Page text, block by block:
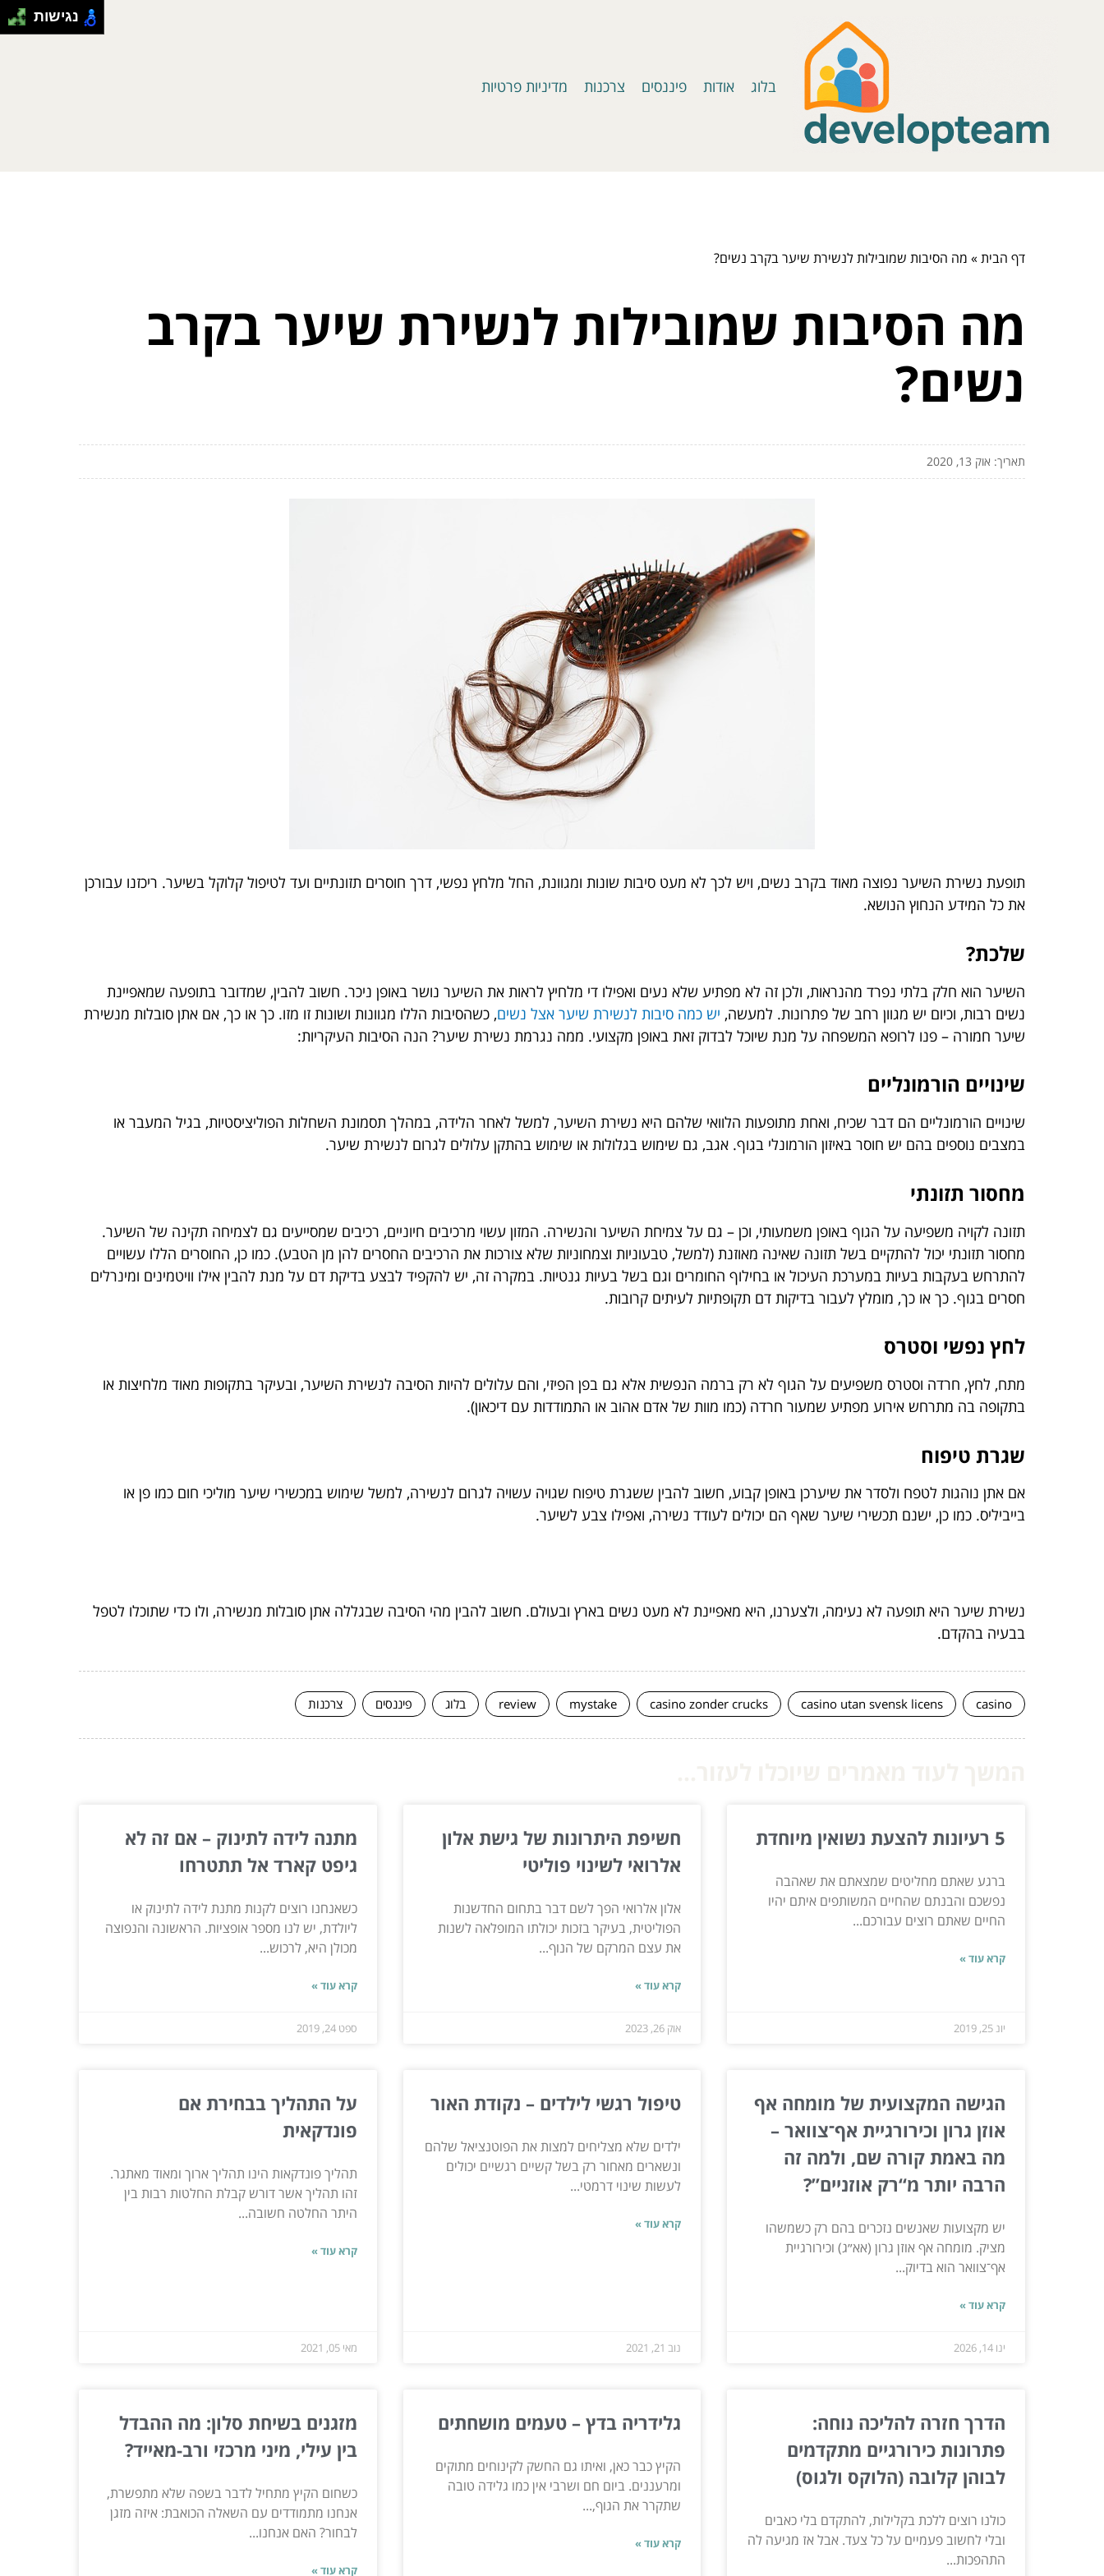
בלוג אודות פיננסים צרכנות מדיניות פרטיות
דף הבית» מה הסיבות שמובילות לנשירת שיער בקרב נשים?
מה הסיבות שמובילות לנשירת שיער בקרב
נשים?
תאריך: אוק 13, 2020
תופעת נשירת השיער נפוצה מאוד בקרב נשים, ויש לכך לא מעט סיבות שונות ומגוונת, החל מלחץ נפשי, דרך חוסרים תזונתיים ועד לטיפול קלוקל בשיער. ריכזנו עבורכן
את כל המידע הנחוץ הנושא.
שלכת?
השיער הוא חלק בלתי נפרד מהנראות, ולכן זה לא מפתיע שלא נעים ואפילו די מלחיץ לראות את השיער נושר באופן ניכר. חשוב להבין, שמדובר בתופעה שמאפיינת
נשים רבות, וכיום יש מגוון רחב של פתרונות. למעשה, יש כמה סיבות לנשירת שיער אצל נשים, כשהסיבות הללו מגוונות ושונות זו מזו. כך או כך, אם אתן סובלות מנשירת
שיער חמורה – פנו לרופא המשפחה על מנת שיוכל לבדוק זאת באופן מקצועי. ממה נגרמת נשירת שיער? הנה הסיבות העיקריות:
שינויים הורמונליים
שינויים הורמונליים הם דבר שכיח, ואחת מתופעות הלוואי שלהם היא נשירת השיער, למשל לאחר הלידה, במהלך תסמונת השחלות הפוליציסטיות, בגיל המעבר או
במצבים נוספים בהם יש חוסר באיזון הורמונלי בגוף. אגב, גם שימוש בגלולות או שימוש בהתקן עלולים לגרום לנשירת שיער.
מחסור תזונתי
תזונה לקויה משפיעה על הגוף באופן משמעותי, וכן – גם על צמיחת השיער והנשירה. המזון עשוי מרכיבים חיוניים, רכיבים שמסייעים גם לצמיחה תקינה של השיער.
מחסור תזונתי יכול להתקיים בשל תזונה שאינה מאוזנת (למשל, טבעוניות וצמחוניות שלא צורכות את הרכיבים החסרים להן מן הטבע). כמו כן, החוסרים הללו עשויים
להתרחש בעקבות בעיות במערכת העיכול או בחילוף החומרים וגם בשל בעיות גנטיות. במקרה זה, יש להקפיד לבצע בדיקת דם על מנת להבין אילו וויטמינים ומינרלים
חסרים בגוף. כך או כך, מומלץ לעבור בדיקות דם תקופתיות לעיתים קרובות.
לחץ נפשי וסטרס
מתח, לחץ, חרדה וסטרס משפיעים על הגוף לא רק ברמה הנפשית אלא גם בפן הפיזי, והם עלולים להיות הסיבה לנשירת השיער, ובעיקר בתקופות מאוד מלחיצות או
בתקופה בה מתרחש אירוע מפתיע שמעור חרדה (כמו מוות של אדם אהוב או התמודדות עם דיכאון).
שגרת טיפוח
אם אתן נוהגות לטפח ולסדר את שיערכן באופן קבוע, חשוב להבין ששגרת טיפוח שגויה עשויה לגרום לנשירה, למשל שימוש במכשירי שיער מוליכי חום כמו פן או
בייביליס. כמו כן, ישנם תכשירי שיער שאף הם יכולים לעודד נשירה, ואפילו צבע לשיער.
נשירת שיער היא תופעה לא נעימה, ולצערנו, היא מאפיינת לא מעט נשים בארץ ובעולם. חשוב להבין מהי הסיבה שבגללה אתן סובלות מנשירה, ולו כדי שתוכלו לטפל
בבעיה בהקדם.
casino
casino utan svensk licens
casino zonder crucks
mystake
review בלוג פיננסים צרכנות
5 רעיונות להצעת נשואין מיוחדת
ברגע שאתם מחליטים שמצאתם את שאהבה
נפשכם והבנתם שהחיים המשותפים איתם יהיו
החיים שאתם רוצים עבורכם...
קרא עוד »
יונ 25, 2019
חשיפת היתרונות של גישת אלון
אלרואי לשינוי פוליטי
אלון אלרואי הפך לשם דבר בתחום החדשנות
הפוליטית, בעיקר בזכות יכולתו המופלאה לשנות
את עצם המרקם של הנוף...
קרא עוד »
אוק 26, 2023
מתנה לידה לתינוק – אם זה לא
גיפט קארד אל תתטרחו
כשאנחנו רוצים לקנות מתנת לידה לתינוק או
ליולדת, יש לנו מספר אופציות. הראשונה והנפוצה
מכולן היא, לרכוש...
קרא עוד »
ספט 24, 2019
הגישה המקצועית של מומחה אף
אוזן גרון וכירורגיית אף־צוואר –
מה באמת קורה שם, ולמה זה
הרבה יותר מ“רק אוזניים”?
יש מקצועות שאנשים נזכרים בהם רק כשמשהו
מציק. מומחה אף אוזן גרון (אא״ג) וכירורגיית
אף־צוואר הוא בדיוק...
קרא עוד »
ינו 14, 2026
טיפול רגשי לילדים – נקודת האור
ילדים שלא מצליחים למצות את הפוטנציאל שלהם
ונשארים מאחור רק בשל קשיים רגשיים יכולים
לעשות שינוי דרמטי...
קרא עוד »
נוב 21, 2021
על התהליך בבחירת אם
פונדקאית
תהליך פונדקאות הינו תהליך ארוך ומאוד מאתגר.
זהו תהליך אשר דורש קבלת החלטות רבות בין
היתר החלטה חשובה...
קרא עוד »
מאי 05, 2021
הדרך חזרה להליכה נוחה:
פתרונות כירורגיים מתקדמים
לבוהן קלובה (הלוקס ולגוס)
כולנו רוצים ללכת בקלילות, להתקדם בלי כאבים
ובלי לחשוב פעמיים על כל צעד. אבל אז מגיעה לה
התהפכות...
גלידריה בדץ – טעמים מושחתים
הקיץ כבר כאן, ואיתו גם החשק לקינוחים מתוקים
ומרעננים. ביום חם ושרבי אין כמו גלידה טובה
שתקרר את הגוף,...
קרא עוד »
מזגנים בשיחת סלון: מה ההבדל
בין עילי, מיני מרכזי ורב-מאייד?
כשחום הקיץ מתחיל לדבר בשפה שלא מתפשרת,
אנחנו מתמודדים עם השאלה הכואבת: איזה מזגן
לבחור? האם אנחנו...
קרא עוד »
נגישות